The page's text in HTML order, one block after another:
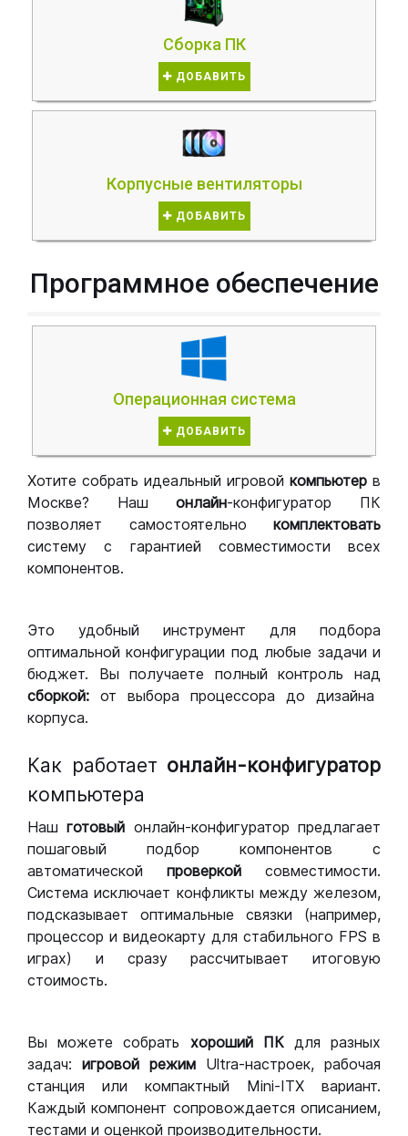
Сборка ПК
ДОБАВИТЬ
Корпусные вентиляторы
ДОБАВИТЬ
Программное обеспечение
Операционная система
ДОБАВИТЬ
Хотите собрать идеальный игровой компьютер в
Москве? Нашонлайн-конфигуратор ПК
позволяет самостоятельно комплектовать
систему с гарантией совместимости всех
компонентов.
Это удобный инструмент для подбора
оптимальной конфигурации под любые задачи и
бюджет. Вы получаете полный контроль над
сборкой: от выбора процессора до дизайна
корпуса.
Как работает онлайн-конфигуратор
компьютера
Нашготовый онлайн-конфигуратор предлагает
пошаговый подбор компонентов с
автоматической проверкой совместимости.
Система исключает конфликты между железом,
подсказывает оптимальные связки (например,
процессор и видеокарту для стабильного FPS в
играх) и сразу рассчитывает итоговую
стоимость.
Вы можете собрать хороший ПКдля разных
задач: игровой режим Ultra-настроек, рабочая
станция или компактный Mini-ITX вариант.
Каждый компонент сопровождается описанием,
тестами и оценкой производительности.